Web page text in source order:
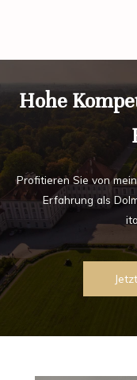
Hohe
Profitieren Sie von
Erfahrung als